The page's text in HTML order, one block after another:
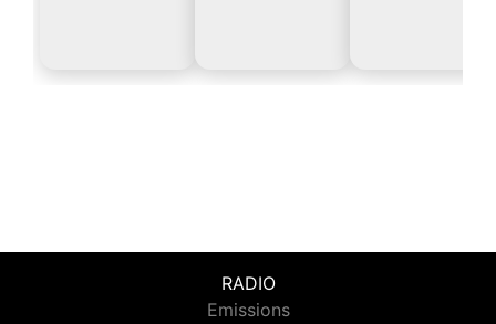
RADIO
Emissions